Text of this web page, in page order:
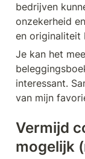
bedrijven
onzekerheid
en originaliteit
Je kan het
interessant.
van mijn
Vermijd
mogelijk